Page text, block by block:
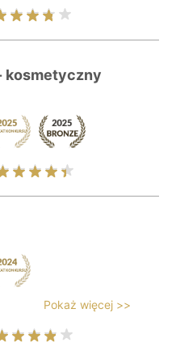
kosmetyczny
Pokaż więcej >>